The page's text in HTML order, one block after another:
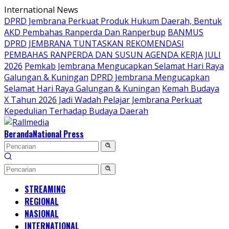
Langsung
ke
konten
International News
DPRD Jembrana Perkuat Produk Hukum Daerah, Bentuk
AKD Pembahas Ranperda Dan Ranperbup BANMUS
DPRD JEMBRANA TUNTASKAN REKOMENDASI
PEMBAHAS RANPERDA DAN SUSUN AGENDA KERJA JULI
2026 Pemkab Jembrana Mengucapkan Selamat Hari Raya
Galungan & Kuningan DPRD Jembrana Mengucapkan
Selamat Hari Raya Galungan & Kuningan Kemah Budaya
X Tahun 2026 Jadi Wadah Pelajar Jembrana Perkuat
Kepedulian Terhadap Budaya Daerah
BerandaNational Press
STREAMING
REGIONAL
NASIONAL
INTERNATIONAL